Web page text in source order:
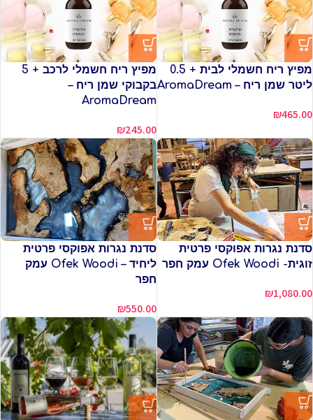
מפיץ ריח חשמלי לבית + 0.5
ליטר שמן ריח – AromaDream
₪465.00
מפיץ ריח חשמלי לרכב + 5
בקבוקי שמן ריח –
AromaDream
₪245.00
סדנת נגרות אפוקסי פרטית
זוגית- Ofek Woodi עמק חפר
₪1,080.00
סדנת נגרות אפוקסי פרטית
ליחיד – Ofek Woodi עמק
חפר
₪550.00